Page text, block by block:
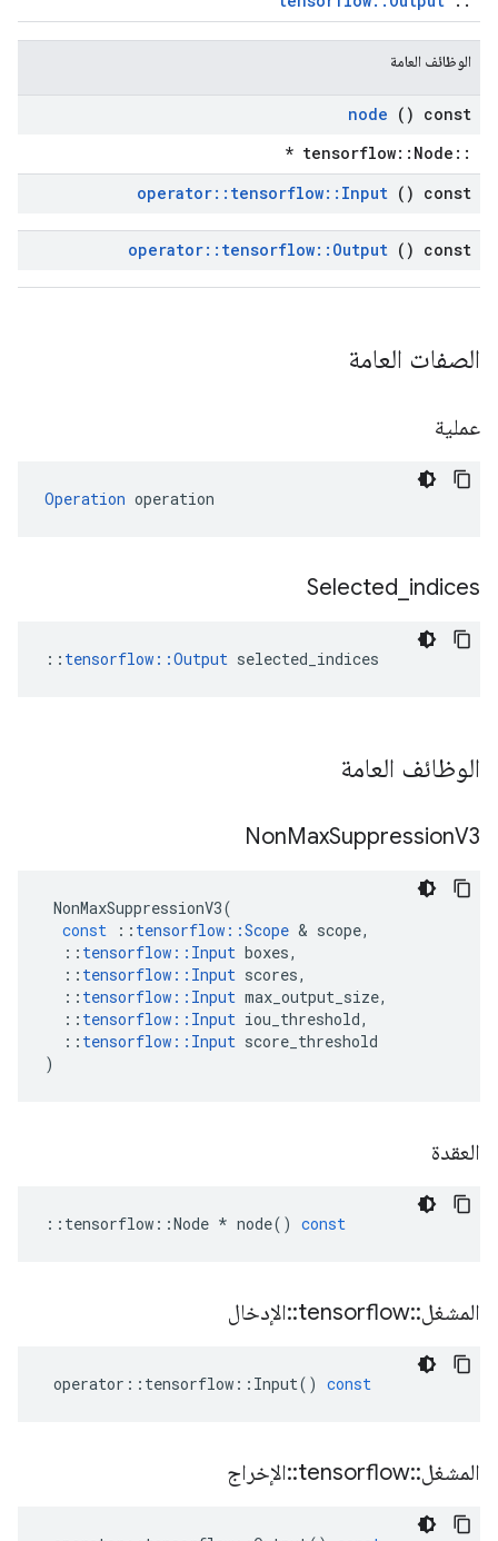
الوظائف العامة
node () const
::tensorflow::Node *
operator:: tensorflow:: Input () const
operator:: tensorflow:: Output () const
الصفات العامة
عملية
Operation operation
Selected indices
:: tensorflow::Output selected_indices
الوظائف العامة
NonMaxSuppressionV3
NonMaxSuppressionV3(
const
:: tensorflow ::Scope & scope,
:: tensorflow :: Input boxes,
:: tensorflow :: Input scores,
:: tensorflow :: Input max_output_size,
:: tensorflow :: Input iou_threshold,
:: tensorflow :: Input score_threshold
)
العقدة
:: tensorflow ::Node * node() const
المشغل::
tensorflow
::الإدخال
operator :: tensorflow :: Input() const
المشغل::
tensorflow
::الإخراج